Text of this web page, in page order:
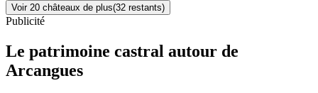
Voir 20 châteaux de plus(32 restants)
Publicité
Le patrimoine castral autour de
Arcangues